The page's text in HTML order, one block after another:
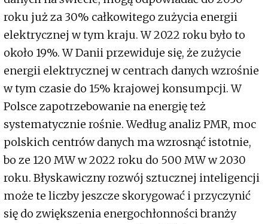
roku już za 30% całkowitego zużycia energii
elektrycznej w tym kraju. W 2022 roku było to
około 19%. W Danii przewiduje się, że zużycie
energii elektrycznej w centrach danych wzrośnie
w tym czasie do 15% krajowej konsumpcji. W
Polsce zapotrzebowanie na energię też
systematycznie rośnie. Według analiz PMR, moc
polskich centrów danych ma wzrosnąć istotnie,
bo ze 120 MW w 2022 roku do 500 MW w 2030
roku. Błyskawiczny rozwój sztucznej inteligencji
może te liczby jeszcze skorygować i przyczynić
się do zwiększenia energochłonności branży